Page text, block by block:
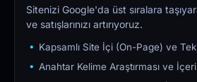
Sitenizi Google'da üst sıralara
ve satışlarınızı artırıyoruz.
Kapsamlı Site İçi (On-Page) ve
Anahtar Kelime Araştırması ve